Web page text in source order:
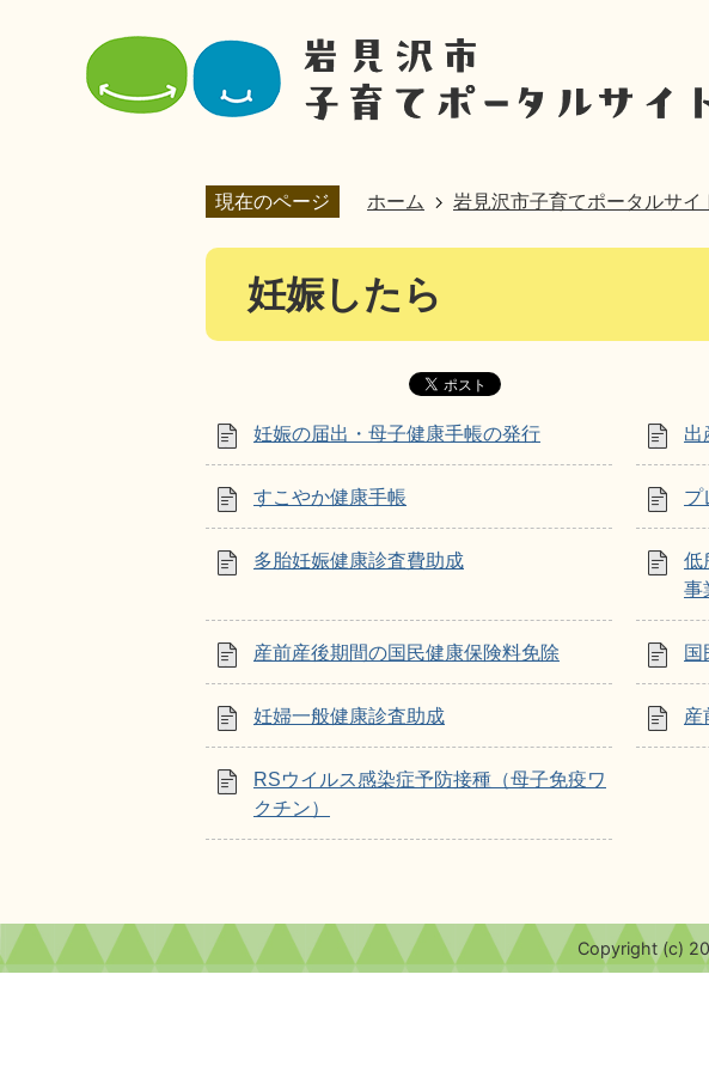
現在のページ ホーム 岩見沢市子育てポータルサイ
妊娠したら
妊娠の届出・母子健康手帳の発行 出
すこやか健康手帳 プ
多胎妊娠健康診査費助成
低
事
産前産後期間の国民健康保険料免除 国
妊婦一般健康診査助成 産
RSウイルス感染症予防接種（母子免疫ワ
クチン）
Copyright (c)